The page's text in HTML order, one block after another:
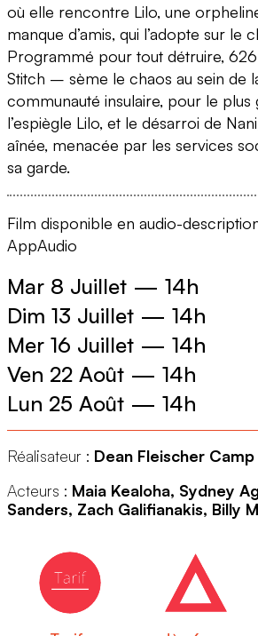
où elle rencontre Lilo, une
manque d’amis, qui l’adopte sur le
Programmé pour tout détruire,
Stitch – sème le chaos au sein de
communauté insulaire, pour le plus
l’espiègle Lilo, et le désarroi de
aînée, menacée par les services
sa garde.
Film disponible en audio-
AppAudio
Mar 8 Juillet — 14h
Dim 13 Juillet — 14h
Mer 16 Juillet — 14h
Ven 22 Août — 14h
Lun 25 Août — 14h
Réalisateur : Dean Fleischer Camp
Acteurs : Maia Kealoha, Sydney
Sanders, Zach Galifianakis, Billy